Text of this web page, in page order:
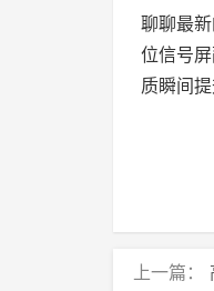
聊聊最
位信号
质瞬间
上一篇：